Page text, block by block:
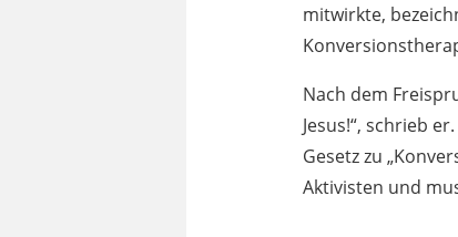
mitwirkte,
Nach dem
Jesus!“, schrieb
Gesetz zu
Aktivisten und